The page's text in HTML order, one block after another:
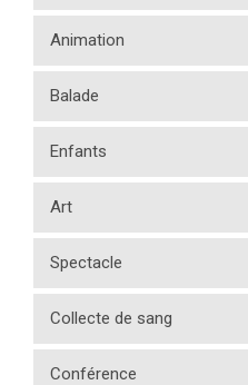
Animation
Balade
Enfants
Art
Spectacle
Collecte de sang
Conférence